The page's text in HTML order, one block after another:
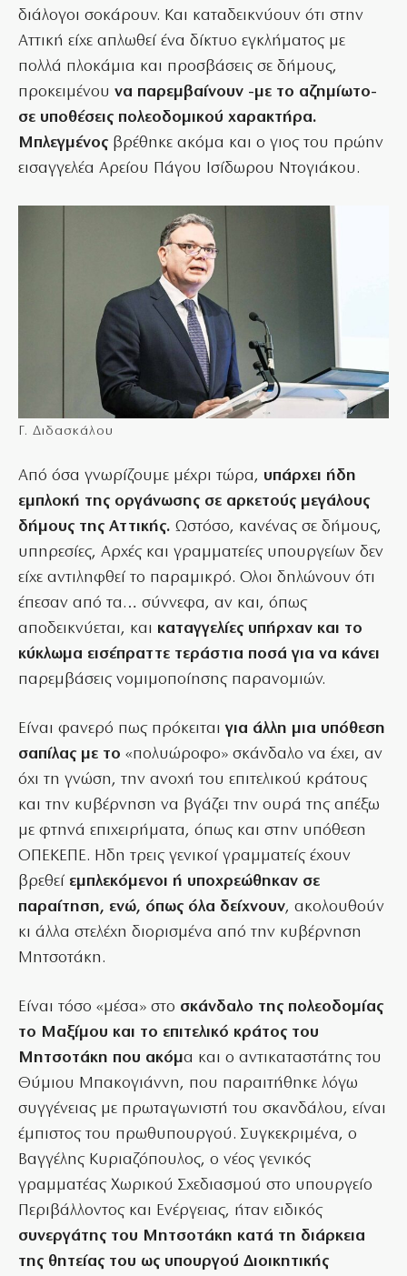
διάλογοι σοκάρουν. Και καταδεικνύουν ότι στην
Αττική είχε απλωθεί ένα δίκτυο εγκλήματος με
πολλά πλοκάμια και προσβάσεις σε δήμους,
προκειμένου να παρεμβαίνουν -με το αζημίωτο-
σε υποθέσεις πολεοδομικού χαρακτήρα.
Μπλεγμένος βρέθηκε ακόμα και ο γιος του πρώην
εισαγγελέα Αρείου Πάγου Ισίδωρου Ντογιάκου.
Γ. Διδασκάλου
Από όσα γνωρίζουμε μέχρι τώρα, υπάρχει ήδη
εμπλοκή της οργάνωσης σε αρκετούς μεγάλους
δήμους της Αττικής. Ωστόσο, κανένας σε δήμους,
υπηρεσίες, Αρχές και γραμματείες υπουργείων δεν
είχε αντιληφθεί το παραμικρό. Ολοι δηλώνουν ότι
έπεσαν από τα… σύννεφα, αν και, όπως
αποδεικνύεται, και καταγγελίες υπήρχαν και το
κύκλωμα εισέπραττε τεράστια ποσά για να κάνει
παρεμβάσεις νομιμοποίησης παρανομιών.
Είναι φανερό πως πρόκειταιγια άλλη μια υπόθεση
σαπίλας με το «πολυώροφο» σκάνδαλο να έχει, αν
όχι τη γνώση, την ανοχή του επιτελικού κράτους
και την κυβέρνηση να βγάζει την ουρά της απέξω
με φτηνά επιχειρήματα, όπως και στην υπόθεση
ΟΠΕΚΕΠΕ. Ηδη τρεις γενικοί γραμματείς έχουν
βρεθεί εμπλεκόμενοι ή υποχρεώθηκαν σε
παραίτηση, ενώ, όπως όλα δείχνουν, ακολουθούν
κι άλλα στελέχη διορισμένα από την κυβέρνηση
Μητσοτάκη.
Είναι τόσο «μέσα» στο σκάνδαλο της πολεοδομίας
το Μαξίμου και το επιτελικό κράτος του
Μητσοτάκη που ακόμα και ο αντικαταστάτης του
Θύμιου Μπακογιάννη, που παραιτήθηκε λόγω
συγγένειας με πρωταγωνιστή του σκανδάλου, είναι
έμπιστος του πρωθυπουργού. Συγκεκριμένα, ο
Βαγγέλης Κυριαζόπουλος, ο νέος γενικός
γραμματέας Χωρικού Σχεδιασμού στο υπουργείο
Περιβάλλοντος και Ενέργειας, ήταν ειδικός
συνεργάτης του Μητσοτάκη κατά τη διάρκεια
της θητείας του ως υπουργού Διοικητικής